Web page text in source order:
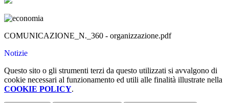
COMUNICAZIONE_N._360 - organizzazione.pdf
Notizie
Questo sito o gli strumenti terzi da questo utilizzati si avvalgono di
cookie necessari al funzionamento ed utili alle finalità illustrate nella
COOKIE POLICY.